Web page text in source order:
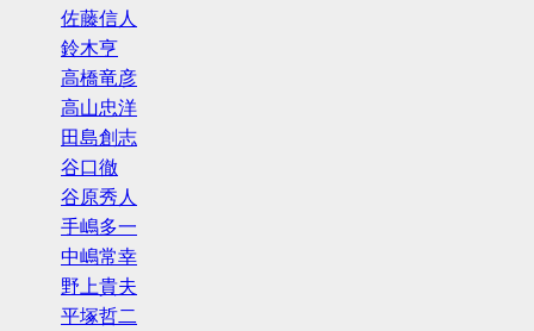
佐藤信人
鈴木亨
高橋竜彦
高山忠洋
田島創志
谷口徹
谷原秀人
手嶋多一
中嶋常幸
野上貴夫
平塚哲二